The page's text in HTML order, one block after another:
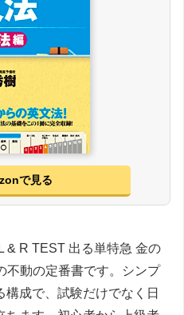
で見る
& R TEST 出る単特急 金の
不動の定番書です。シンプ
成で、試験だけでなく日